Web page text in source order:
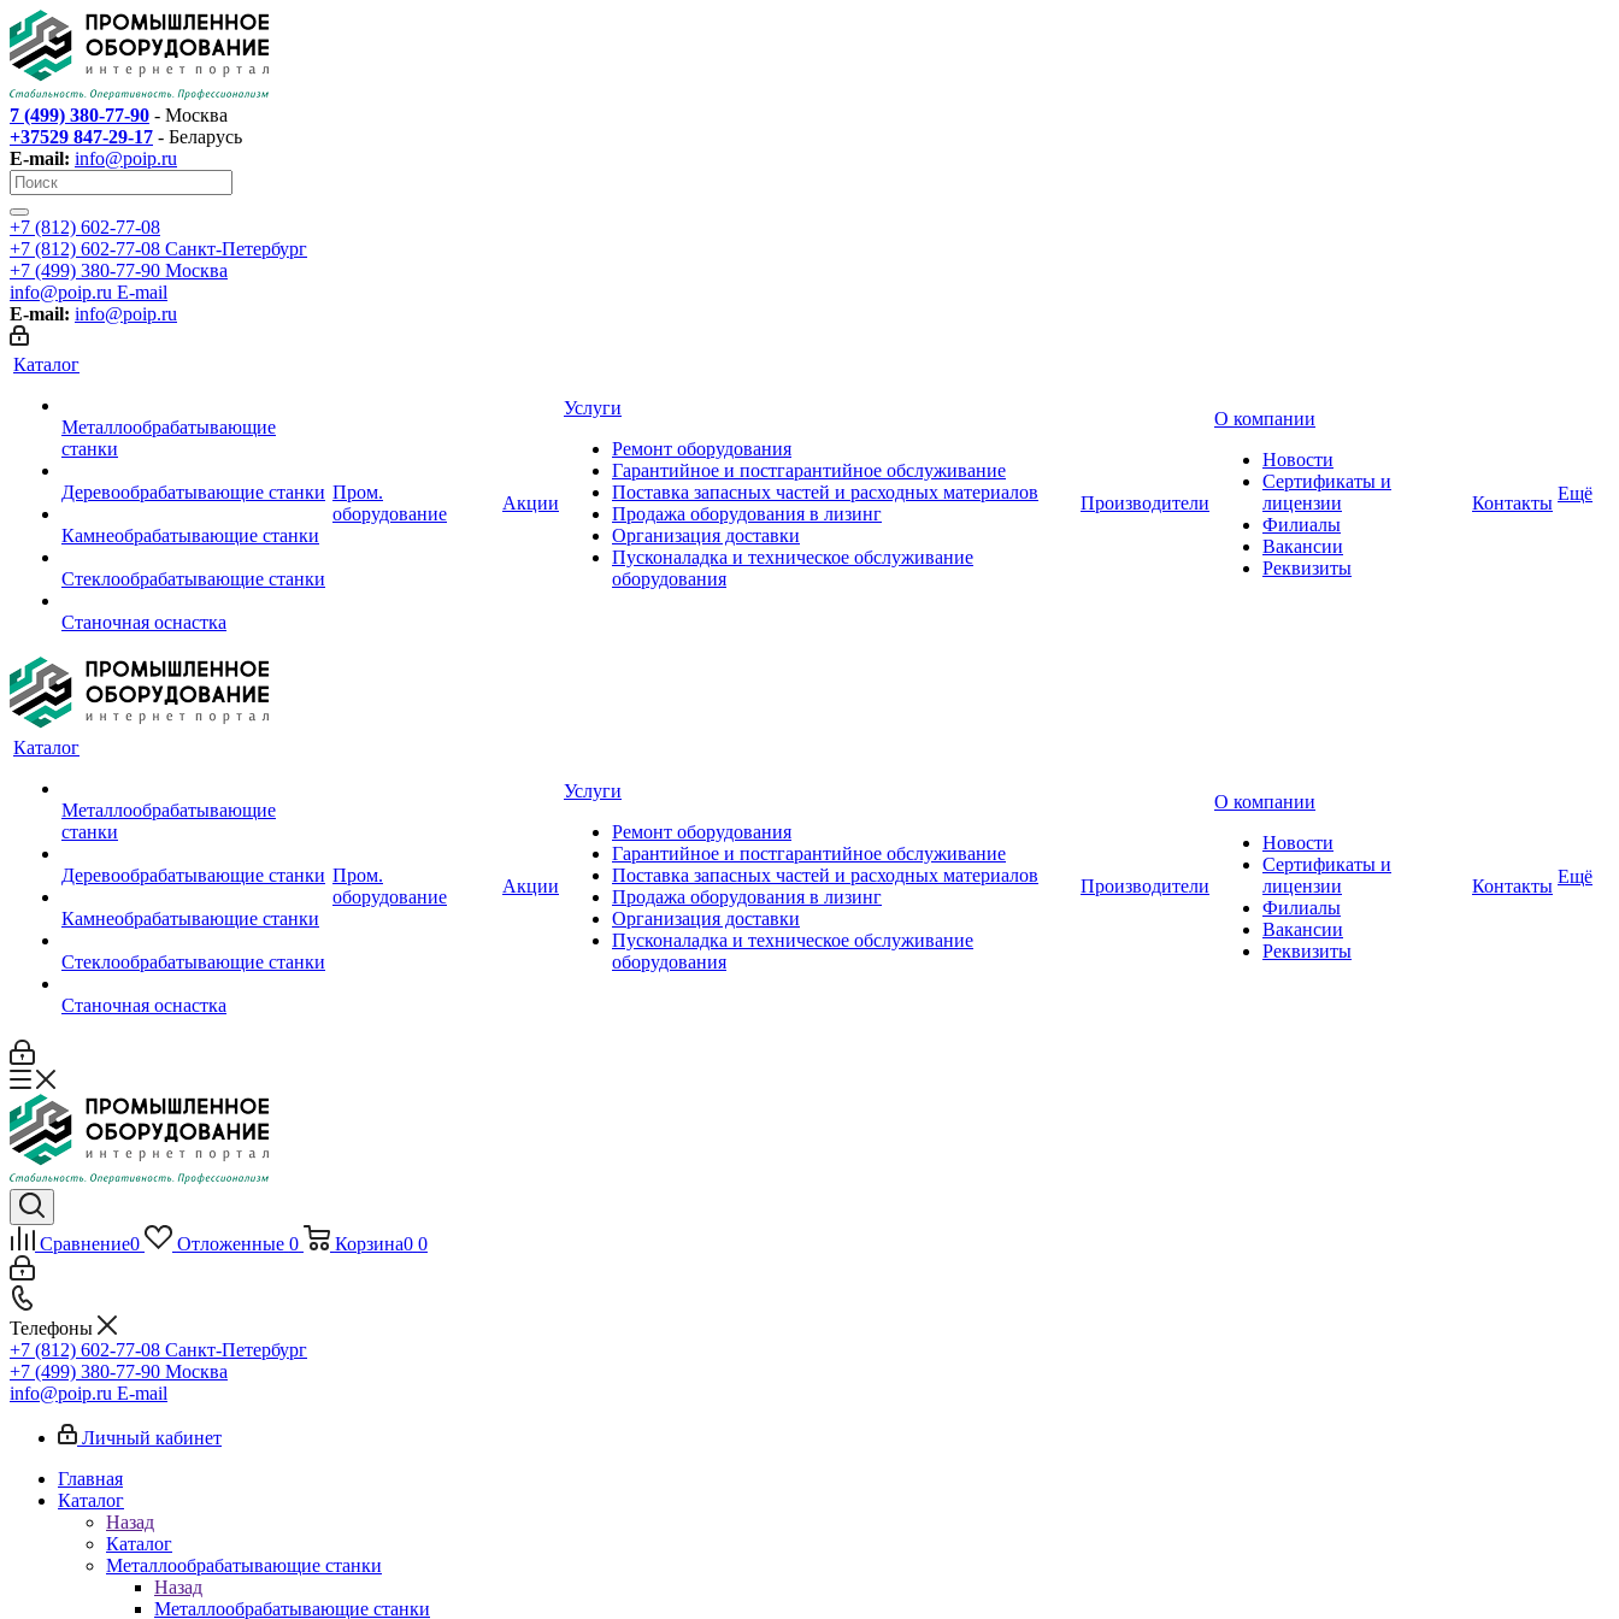
7 (499) 380-77-90 - Москва
+37529 847-29-17 - Беларусь
E-mail: info@poip.ru
+7 (812) 602-77-08
+7 (812) 602-77-08 Санкт-Петербург
+7 (499) 380-77-90 Москва
info@poip.ru E-mail
E-mail: info@poip.ru
Каталог
Металлообрабатывающие
станки
Деревообрабатывающие станки
Камнеобрабатывающие станки
Стеклообрабатывающие станки
Станочная оснастка
Пром.
оборудование
Акции
Услуги
Ремонт оборудования
Гарантийное и постгарантийное обслуживание
Поставка запасных частей и расходных материалов
Продажа оборудования в лизинг
Организация доставки
Пусконаладка и техническое обслуживание
оборудования
Производители
О компании
Новости
Сертификаты и
лицензии
Филиалы
Вакансии
Реквизиты
Контакты Ещё
Каталог
Металлообрабатывающие
станки
Деревообрабатывающие станки
Камнеобрабатывающие станки
Стеклообрабатывающие станки
Станочная оснастка
Пром.
оборудование
Акции
Услуги
Ремонт оборудования
Гарантийное и постгарантийное обслуживание
Поставка запасных частей и расходных материалов
Продажа оборудования в лизинг
Организация доставки
Пусконаладка и техническое обслуживание
оборудования
Производители
О компании
Новости
Сертификаты и
лицензии
Филиалы
Вакансии
Реквизиты
Контакты Ещё
Сравнение0 Отложенные 0 Корзина0 0
Телефоны
+7 (812) 602-77-08 Санкт-Петербург
+7 (499) 380-77-90 Москва
info@poip.ru E-mail
Личный кабинет
Главная
Каталог
Назад
Каталог
Металлообрабатывающие станки
Назад
Металлообрабатывающие станки